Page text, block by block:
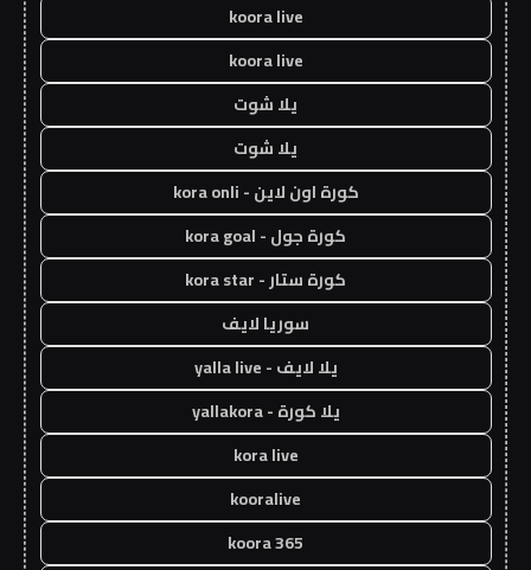
koora live
koora live
يلا شوت
يلا شوت
كورة اون لاين - kora onli
كورة جول - kora goal
كورة ستار - kora star
سوريا لايف
يلا لايف - yalla live
يلا كورة - yallakora
kora live
kooralive
koora 365